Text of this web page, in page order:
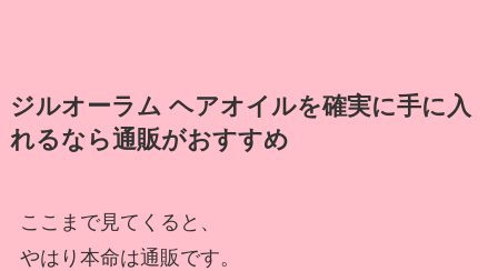
ジルオーラム ヘアオイルを確実に手に入
れるなら通販がおすすめ
ここまで見てくると、
やはり本命は通販です。